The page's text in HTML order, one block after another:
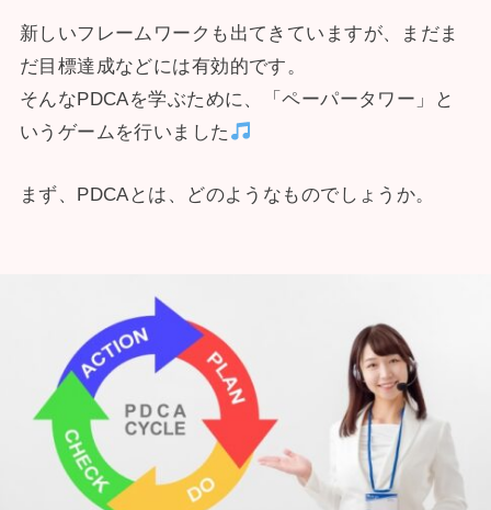
新しいフレームワークも出てきていますが、まだま
だ目標達成などには有効的です。
そんなPDCAを学ぶために、「ペーパータワー」と
いうゲームを行いました
まず、PDCAとは、どのようなものでしょうか。